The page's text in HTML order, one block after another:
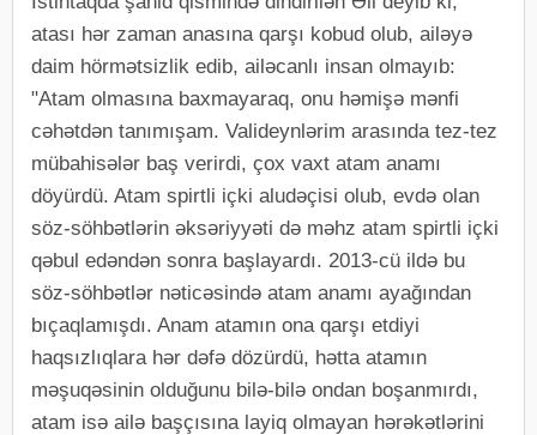
atası hər zaman anasına qarşı kobud olub, ailəyə
daim hörmətsizlik edib, ailəcanlı insan olmayıb:
"Atam olmasına baxmayaraq, onu həmişə mənfi
cəhətdən tanımışam. Valideynlərim arasında tez-tez
mübahisələr baş verirdi, çox vaxt atam anamı
döyürdü. Atam spirtli içki aludəçisi olub, evdə olan
söz-söhbətlərin əksəriyyəti də məhz atam spirtli içki
qəbul edəndən sonra başlayardı. 2013-cü ildə bu
söz-söhbətlər nəticəsində atam anamı ayağından
bıçaqlamışdı. Anam atamın ona qarşı etdiyi
haqsızlıqlara hər dəfə dözürdü, hətta atamın
məşuqəsinin olduğunu bilə-bilə ondan boşanmırdı,
atam isə ailə başçısına layiq olmayan hərəkətlərini